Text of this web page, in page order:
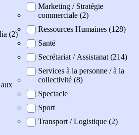
(2)
Marketing / Stratégie
commerciale (2)
Ressources Humaines (128)
Santé
Secrétariat / Assistanat (214)
Services à la personne / à la
collectivité (8)
Spectacle
Sport
Transport / Logistique (2)